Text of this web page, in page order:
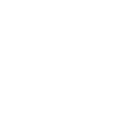
き作成されるも
) : 1000ppm、
、
、取り引きをい